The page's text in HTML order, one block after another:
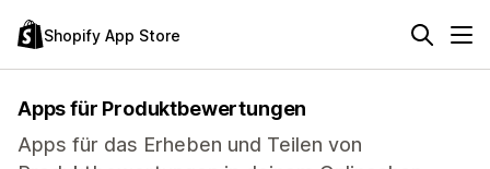
Shopify App Store
Apps für Produktbewertungen
Apps für das Erheben und Teilen von